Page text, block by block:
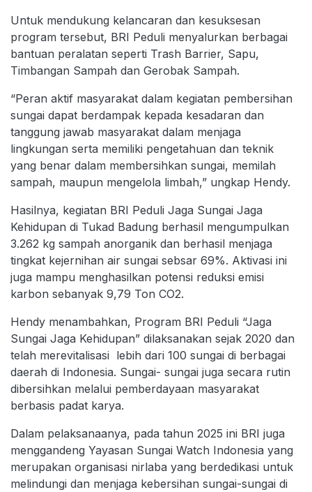
Untuk mendukung kelancaran dan kesuksesan
program tersebut, BRI Peduli menyalurkan berbagai
bantuan peralatan seperti Trash Barrier, Sapu,
Timbangan Sampah dan Gerobak Sampah.
“Peran aktif masyarakat dalam kegiatan pembersihan
sungai dapat berdampak kepada kesadaran dan
tanggung jawab masyarakat dalam menjaga
lingkungan serta memiliki pengetahuan dan teknik
yang benar dalam membersihkan sungai, memilah
sampah, maupun mengelola limbah,” ungkap Hendy.
Hasilnya, kegiatan BRI Peduli Jaga Sungai Jaga
Kehidupan di Tukad Badung berhasil mengumpulkan
3.262 kg sampah anorganik dan berhasil menjaga
tingkat kejernihan air sungai sebsar 69%. Aktivasi ini
juga mampu menghasilkan potensi reduksi emisi
karbon sebanyak 9,79 Ton CO2.
Hendy menambahkan, Program BRI Peduli “Jaga
Sungai Jaga Kehidupan” dilaksanakan sejak 2020 dan
telah merevitalisasi lebih dari 100 sungai di berbagai
daerah di Indonesia. Sungai- sungai juga secara rutin
dibersihkan melalui pemberdayaan masyarakat
berbasis padat karya.
Dalam pelaksanaanya, pada tahun 2025 ini BRI juga
menggandeng Yayasan Sungai Watch Indonesia yang
merupakan organisasi nirlaba yang berdedikasi untuk
melindungi dan menjaga kebersihan sungai-sungai di